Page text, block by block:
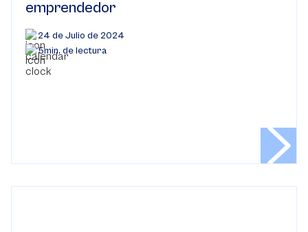
emprendedor
24 de Julio de 2024
5min. de lectura